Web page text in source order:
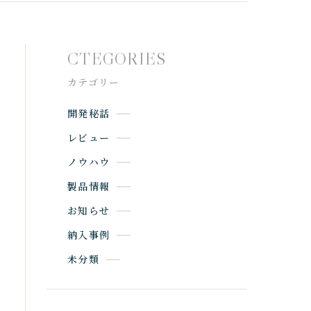
CTEGORIES
カテゴリー
開発秘話
レビュー
ノウハウ
製品情報
お知らせ
納入事例
未分類